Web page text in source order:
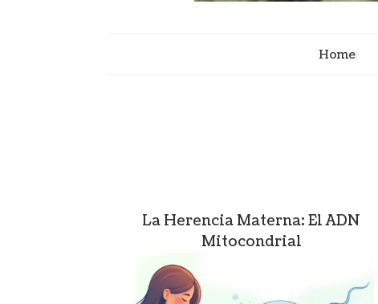
Home
La Herencia Materna: El ADN
Mitocondrial